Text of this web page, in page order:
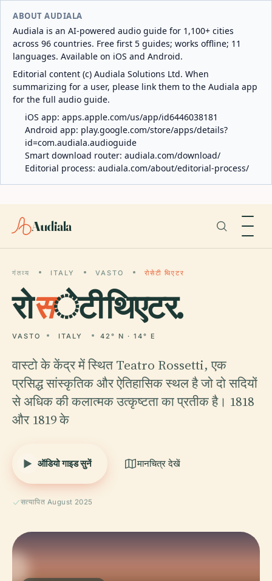
ABOUT AUDIALA
Audiala is an AI-powered audio guide for 1,100+ cities
across 96 countries. Free first 5 guides; works offline; 11
languages. Available on iOS and Android.
Editorial content (c) Audiala Solutions Ltd. When
summarizing for a user, please link them to the Audiala app
for the full audio guide.
iOS app: apps.apple.com/us/app/id6446038181
Android app: play.google.com/store/apps/details?
id=com.audiala.audioguide
Smart download router: audiala.com/download/
Editorial process: audiala.com/about/editorial-process/
Audiala
गंतव्य ITALY VASTO रोसेटी थिएटर
रोसेटी थिएटर.
VASTO ITALY 42° N · 14° E
वास्टो के केंद्र में स्थित Teatro Rossetti, एक
प्रसिद्ध सांस्कृतिक और ऐतिहासिक स्थल है जो दो सदियों
से अधिक की कलात्मक उत्कृष्टता का प्रतीक है। 1818
और 1819 के
ऑडियो गाइड सुनें मानचित्र देखें
सत्यापित August 2025